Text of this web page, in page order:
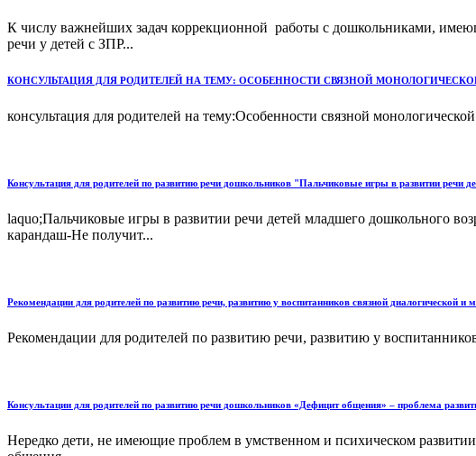
К числу важнейших задач коррекционной работы с дошкольниками,
речи у детей с ЗПР...
КОНСУЛЬТАЦИЯ ДЛЯ РОДИТЕЛЕЙ НА ТЕМУ: ОСОБЕННОСТИ СВЯЗНОЙ
консультация для родителей на тему:Особенности связной
Консультация для родителей по развитию речи дошкольников "Пальчиковые игры в развитии речи
laquo;Пальчиковые игры в развитии речи детей младшего дошкольного
карандаш-Не получит...
Рекомендации для родителей по развитию речи, развитию у воспитанников связной диалогической и
Рекомендации для родителей по развитию речи, развитию у
Консультации для родителей по развитию речи дошкольников «Дефицит общения» – проблема
Нередко дети, не имеющие проблем в умственном и психическом